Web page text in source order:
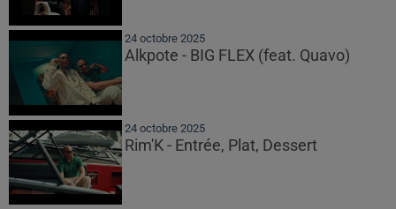
24 octobre 2025
Alkpote - BIG FLEX (feat. Quavo)
24 octobre 2025
Rim'K - Entrée, Plat, Dessert